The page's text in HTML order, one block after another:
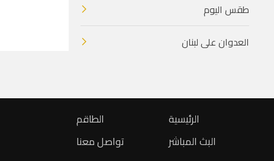
طقس اليوم
العدوان على لبنان
الطاقم
تواصل معنا
الرئيسية
البث المباشر